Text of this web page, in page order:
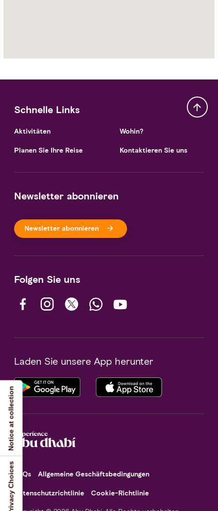
Schnelle Links
Aktivitäten
Planen Sie Ihre Reise
Wohin?
Kontaktieren Sie uns
Newsletter abonnieren
Newsletter abonnieren
Folgen Sie uns
Laden Sie unsere App herunter
FAQs Allgemeine Geschäftsbedingungen
Datenschutzrichtlinie Cookie-Richtlinie
Your Privacy Choices
Notice at collection